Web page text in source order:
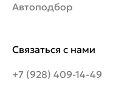
Связаться с нами
+7 (928) 409-14-49
Автоподбор